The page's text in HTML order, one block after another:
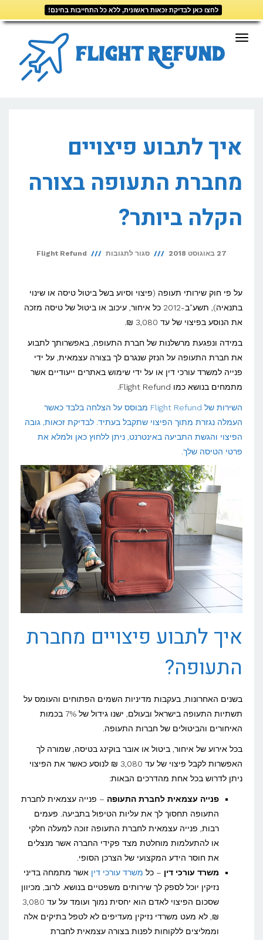
לחצו כאן לבדיקת זכאות ראשונית, ללא כל התחייבות בחינם!
לתוכן
תפריט
איך לתבוע פיצויים
מחברת התעופה בצורה
הקלה ביותר?
27 באוגוסט 2018 סגור לתגובות על
לתבוע
פיצויים
התעופה
בצורה
הקלה
Flight Refund
על פי חוק שירותי תעופה (פיצוי וסיוע בשל ביטול טיסה או שינוי
בתנאיה), תשע"ב-2012 כל איחור, עיכוב או ביטול של טיסה מזכה
את הנוסע בפיצוי של עד 3,080 ₪.
במידה ונפגעת מרשלנות של חברת התעופה, באפשרותך לתבוע
את חברת התעופה על הנזק שנגרם לך בצורה עצמאית, על ידי
פנייה למשרד עורכי דין או על ידי שימוש באתרים ייעודיים אשר
מתמחים בנושא כמו Flight Refund.
השירות של Flight Refund מבוסס על הצלחה בלבד כאשר
העמלה נגזרת מתוך הפיצוי שתקבל בעתיד. לבדיקת זכאות, גובה
הפיצוי והגשת התביעה באינטרנט, ניתן ללחוץ כאן ולמלא את
פרטי הטיסה שלך.
איך לתבוע פיצויים מחברת
התעופה?
בשנים האחרונות, בעקבות מדיניות השמים הפתוחים והעומס על
תשתיות התעופה בישראל ובעולם, ישנו גידול של 7% בכמות
האיחורים והביטולים של חברות התעופה.
בכל אירוע של איחור, ביטול או אובר בוקינג בטיסה, שמורה לך
האפשרות לקבל פיצוי של עד 3,080 ₪ לנוסע כאשר את הפיצוי
ניתן לדרוש בכל אחת מהדרכים הבאות:
פנייה עצמאית לחברת התעופה – פנייה עצמאית לחברת
התעופה תחסוך לך את עליות הטיפול בתביעה. פעמים
רבות, פנייה עצמאית לחברת התעופה זוכה למעלה חלקי
או להתעלמות מוחלטת מצד פקידי החברה אשר מנצלים
את חוסר הידע המקצועי של הצרכן הסופי.
משרד עורכי דין – כל משרד עורכי דין אשר מתמחה בדיני
נזיקין יוכל לספק לך שירותים משפטיים בנושא. לרוב, מכיוון
שסכום הפיצוי לאדם הוא יחסית נמוך ועומד על עד 3,080
₪, לא מעט משרדי נזיקין מעדיפים לא לטפל בתיקים אלה
וממליצים ללקוחות לפנות בצורה עצמאית לחברת